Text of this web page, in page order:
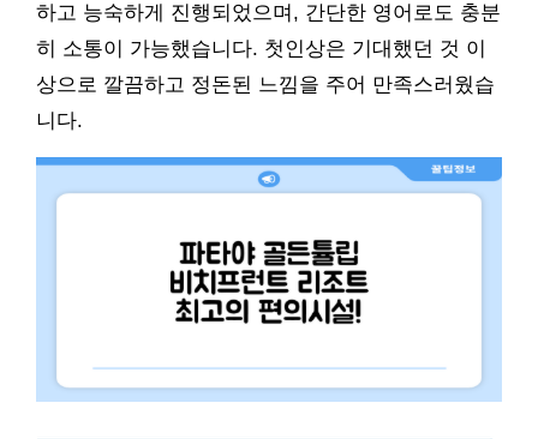
하고 능숙하게 진행되었으며, 간단한 영어로도 충분
히 소통이 가능했습니다. 첫인상은 기대했던 것 이
상으로 깔끔하고 정돈된 느낌을 주어 만족스러웠습
니다.